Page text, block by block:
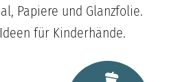
Papiere und Glanzfolie.
für Kinderhände.